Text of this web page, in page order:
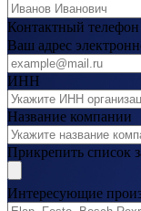
Контактный телефон
Ваш адрес
ИНН
Название компании
Прикрепить список
Интересующие